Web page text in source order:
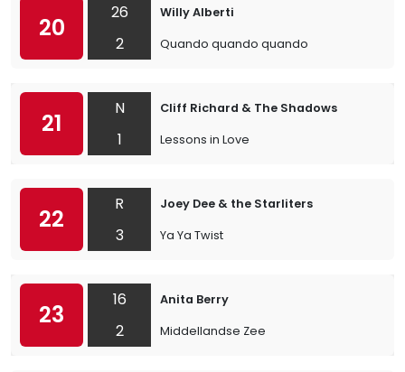
20
26
2
Willy Alberti
Quando quando quando
21
N
1
Cliff Richard & The Shadows
Lessons in Love
22
R
3
Joey Dee & the Starliters
Ya Ya Twist
23
16
2
Anita Berry
Middellandse Zee